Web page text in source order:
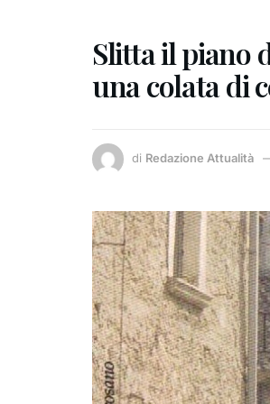
Slitta il piano
una colata di
di Redazione Attualità